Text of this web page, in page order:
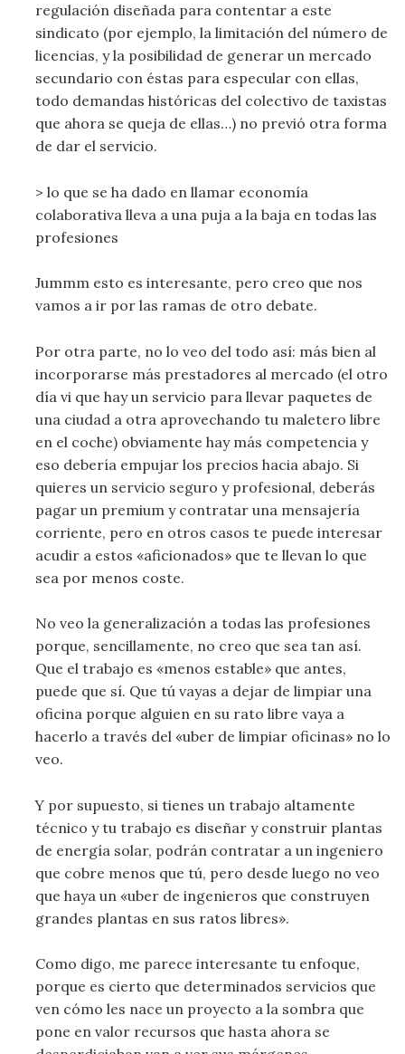
regulación diseñada para contentar a este
sindicato (por ejemplo, la limitación del número de
licencias, y la posibilidad de generar un mercado
secundario con éstas para especular con ellas,
todo demandas históricas del colectivo de taxistas
que ahora se queja de ellas…) no previó otra forma
de dar el servicio.
> lo que se ha dado en llamar economía
colaborativa lleva a una puja a la baja en todas las
profesiones
Jummm esto es interesante, pero creo que nos
vamos a ir por las ramas de otro debate.
Por otra parte, no lo veo del todo así: más bien al
incorporarse más prestadores al mercado (el otro
día vi que hay un servicio para llevar paquetes de
una ciudad a otra aprovechando tu maletero libre
en el coche) obviamente hay más competencia y
eso debería empujar los precios hacia abajo. Si
quieres un servicio seguro y profesional, deberás
pagar un premium y contratar una mensajería
corriente, pero en otros casos te puede interesar
acudir a estos «aficionados» que te llevan lo que
sea por menos coste.
No veo la generalización a todas las profesiones
porque, sencillamente, no creo que sea tan así.
Que el trabajo es «menos estable» que antes,
puede que sí. Que tú vayas a dejar de limpiar una
oficina porque alguien en su rato libre vaya a
hacerlo a través del «uber de limpiar oficinas» no lo
veo.
Y por supuesto, si tienes un trabajo altamente
técnico y tu trabajo es diseñar y construir plantas
de energía solar, podrán contratar a un ingeniero
que cobre menos que tú, pero desde luego no veo
que haya un «uber de ingenieros que construyen
grandes plantas en sus ratos libres».
Como digo, me parece interesante tu enfoque,
porque es cierto que determinados servicios que
ven cómo les nace un proyecto a la sombra que
pone en valor recursos que hasta ahora se